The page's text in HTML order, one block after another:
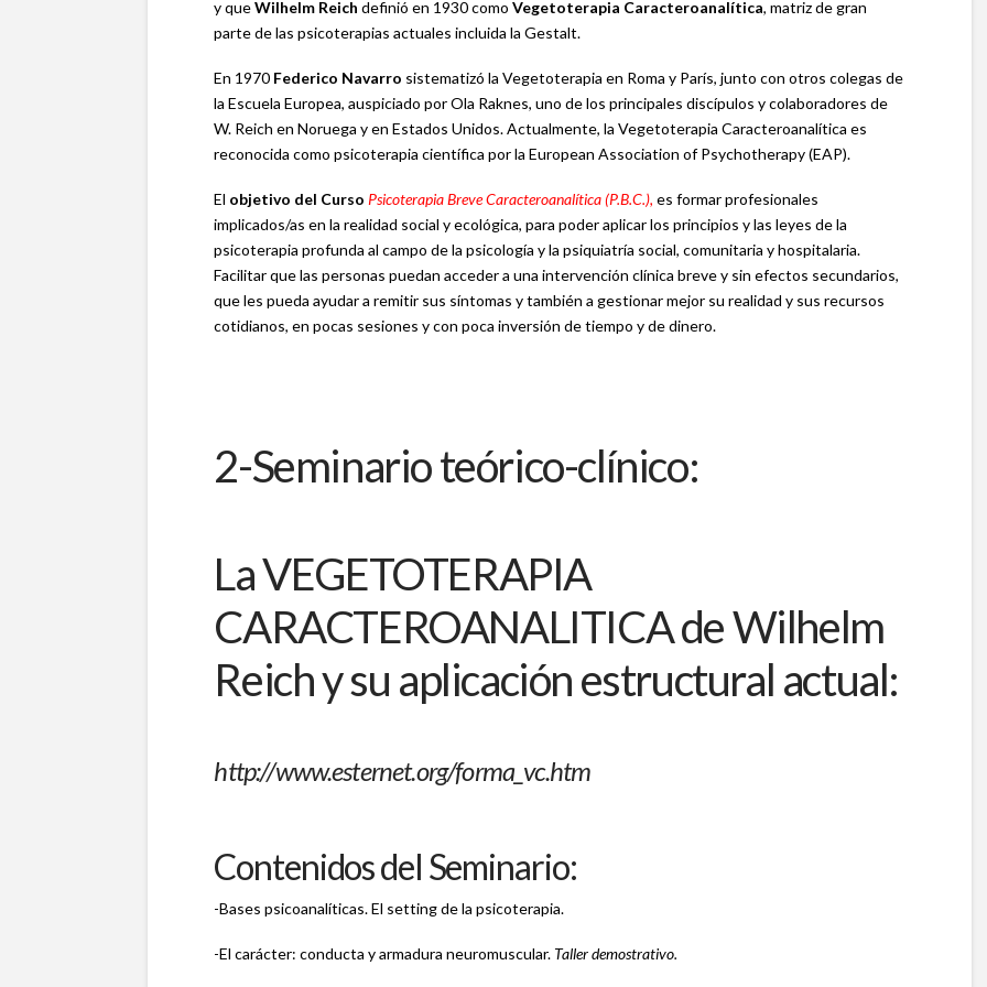
y queWilhelm Reich definió en 1930 comoVegetoterapia Caracteroanalítica, matriz de gran
parte de las psicoterapias actuales incluida la Gestalt.
En 1970 Federico Navarro sistematizó la Vegetoterapia en Roma y París, junto con otros colegas de
la Escuela Europea, auspiciado por Ola Raknes, uno de los principales discípulos y colaboradores de
W. Reich en Noruega y en Estados Unidos. Actualmente, la Vegetoterapia Caracteroanalítica es
reconocida como psicoterapia científica por la European Association of Psychotherapy (EAP).
El objetivo del Curso Psicoterapia Breve Caracteroanalítica (P.B.C.), es formar profesionales
implicados/as en la realidad social y ecológica, para poder aplicar los principios y las leyes de la
psicoterapia profunda al campo de la psicología y la psiquiatría social, comunitaria y hospitalaria.
Facilitar que las personas puedan acceder a una intervención clínica breve y sin efectos secundarios,
que les pueda ayudar a remitir sus síntomas y también a gestionar mejor su realidad y sus recursos
cotidianos, en pocas sesiones y con poca inversión de tiempo y de dinero.
2-Seminario teórico-clínico:
La VEGETOTERAPIA
CARACTEROANALITICA de Wilhelm
Reich y su aplicación estructural actual:
http://www.esternet.org/forma_vc.htm
Contenidos del Seminario:
-Bases psicoanalíticas. El setting de la psicoterapia.
-El carácter: conducta y armadura neuromuscular. Taller demostrativo.